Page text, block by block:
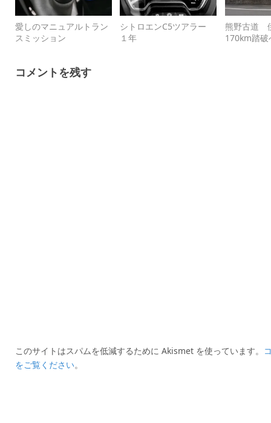
愛しのマニュアルトラン
スミッション
シトロエンC5ツアラー
１年
熊野古道
170km踏
コメントを残す
このサイトはスパムを低減するために Akismet を使っています。
をご覧ください。